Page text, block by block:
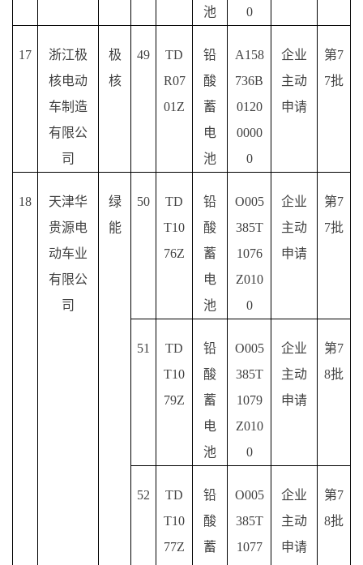
池
0
17
浙江极
核电动
车制造
有限公
司
极
核
49
TD
R07
01Z
铅
酸
蓄
电
池
A158
736B
0120
0000
0
企业
主动
申请
第7
7批
18
天津华
贵源电
动车业
有限公
司
绿
能
50
TD
T10
76Z
铅
酸
蓄
电
池
O005
385T
1076
Z010
0
企业
主动
申请
第7
7批
51
TD
T10
79Z
铅
酸
蓄
电
池
O005
385T
1079
Z010
0
企业
主动
申请
第7
8批
52
TD
T10
77Z
铅
酸
蓄
O005
385T
1077
企业
主动
申请
第7
8批